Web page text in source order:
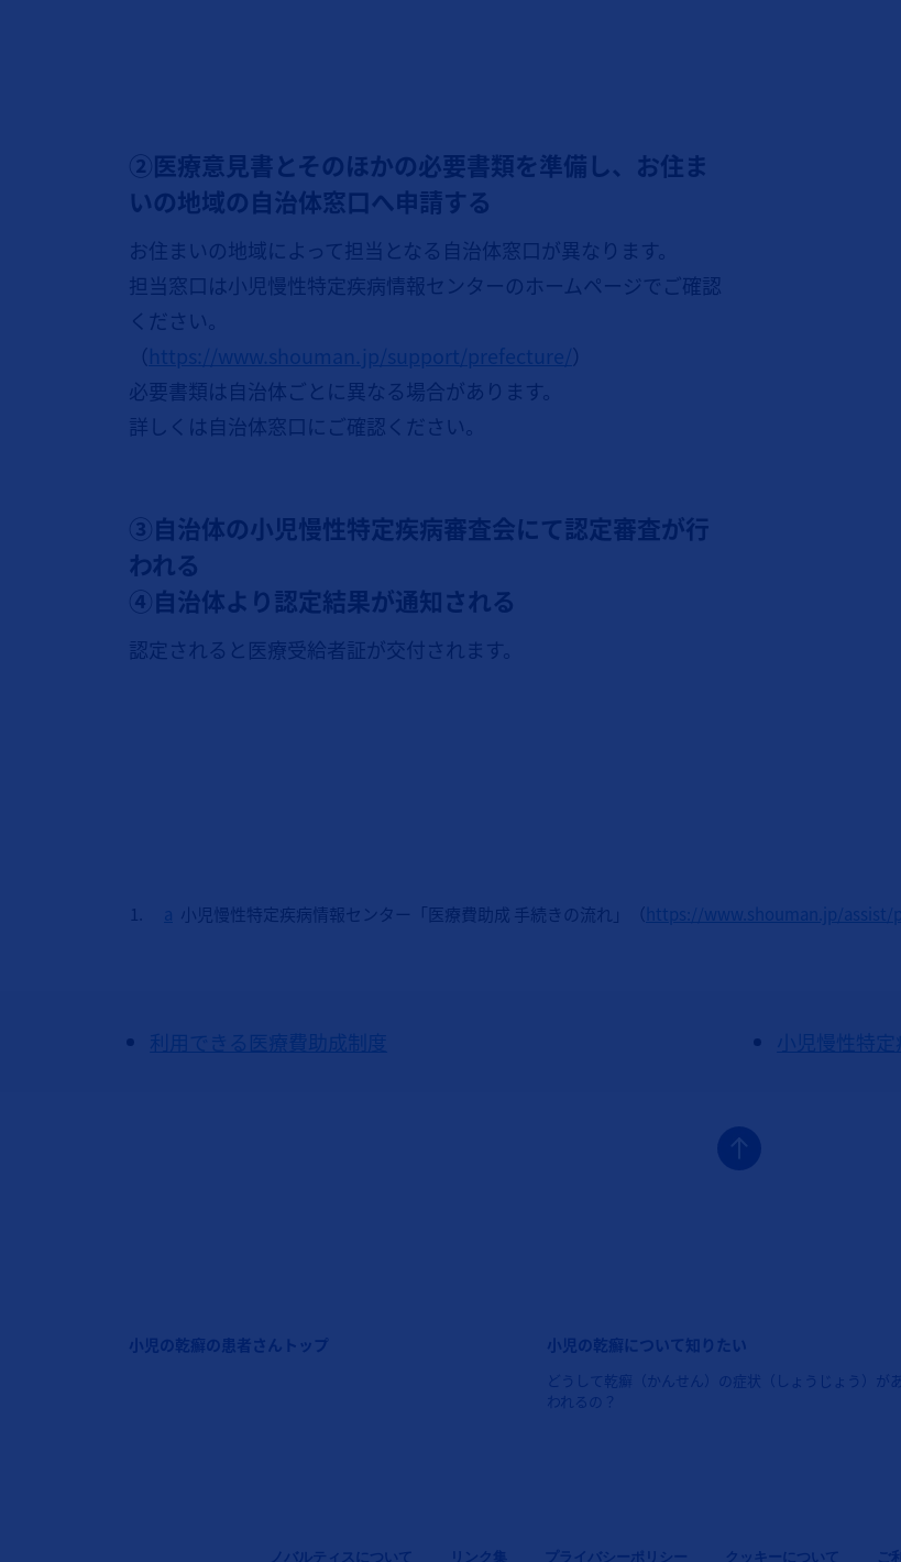
②医療意見書とそのほかの必要書類を準備し、お住ま
いの地域の自治体窓口へ申請する
お住まいの地域によって担当となる自治体窓口が異なります。
担当窓口は小児慢性特定疾病情報センターのホームページでご確認
ください。
（https://www.shouman.jp/support/prefecture/）
必要書類は自治体ごとに異なる場合があります。
詳しくは自治体窓口にご確認ください。
③自治体の小児慢性特定疾病審査会にて認定審査が行
われる
④自治体より認定結果が通知される
認定されると医療受給者証が交付されます。
a 小児慢性特定疾病情報センター「医療費助成 手続きの流れ」（ https://www.shouman.jp/assist/
利用できる医療費助成制度 小児慢性特
小児の乾癬の患者さんトップ 小児の乾癬について知りたい
どうして乾癬（かんせん）の症状（しょうじょう）が
われるの？
ノバルティスについて リンク集 プライバシーポリシー クッキーについて ご